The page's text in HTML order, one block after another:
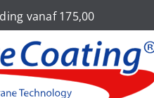
vanaf 175,00